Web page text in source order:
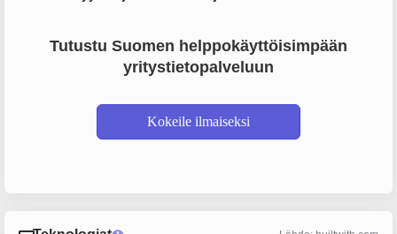
Tutustu Suomen helppokäyttöisimpään
yritystietopalveluun
Kokeile ilmaiseksi